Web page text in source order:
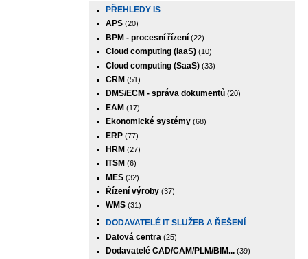
PŘEHLEDY IS
APS(20)
BPM - procesní řízení(22)
Cloud computing (IaaS)(10)
Cloud computing (SaaS)(33)
CRM (51)
DMS/ECM - správa dokumentů(20)
EAM (17)
Ekonomické systémy(68)
ERP(77)
HRM (27)
ITSM (6)
MES(32)
Řízení výroby(37)
WMS(31)
DODAVATELÉ IT SLUŽEB A ŘEŠENÍ
Datová centra (25)
Dodavatelé CAD/CAM/PLM/BIM...(39)